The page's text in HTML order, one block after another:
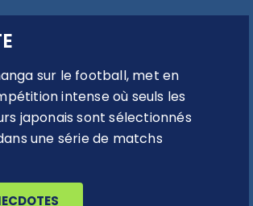
sur le football, met en
intense où seuls les
japonais sont sélectionnés
une série de matchs